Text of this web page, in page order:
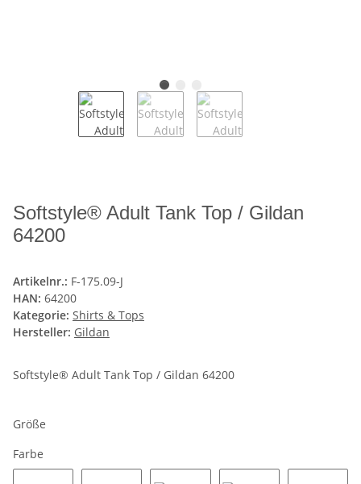
Softstyle® Adult Tank Top / Gildan
64200
Artikelnr.: F-175.09-J
HAN: 64200
Kategorie: Shirts & Tops
Hersteller: Gildan
Softstyle® Adult Tank Top / Gildan 64200
Größe
Farbe